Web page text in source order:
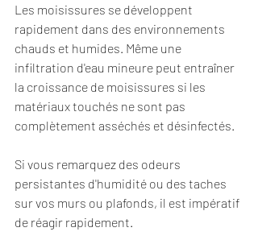
Les moisissures se développent
rapidement dans des environnements
chauds et humides. Même une
infiltration d'eau mineure peut entraîner
la croissance de moisissures si les
matériaux touchés ne sont pas
complètement asséchés et désinfectés.
Si vous remarquez des odeurs
persistantes d'humidité ou des taches
sur vos murs ou plafonds, il est impératif
de réagir rapidement.